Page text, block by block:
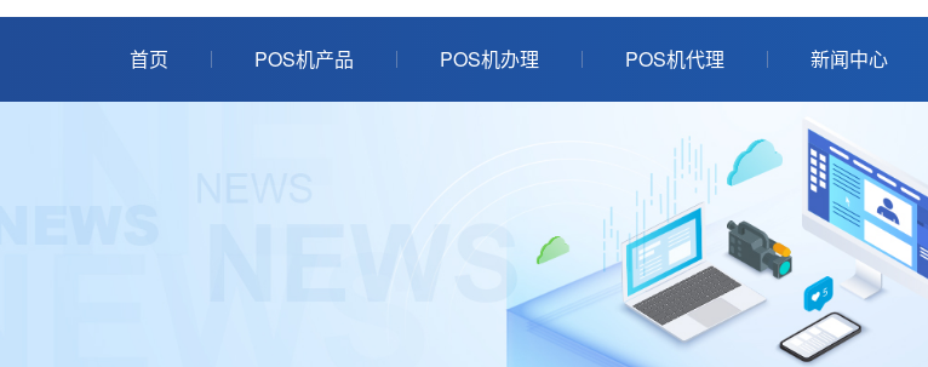
首页 POS机产品 POS机办理 POS机代理 新闻中心